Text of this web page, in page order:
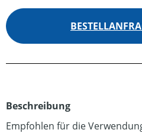
Beschreibung
Empfohlen für die